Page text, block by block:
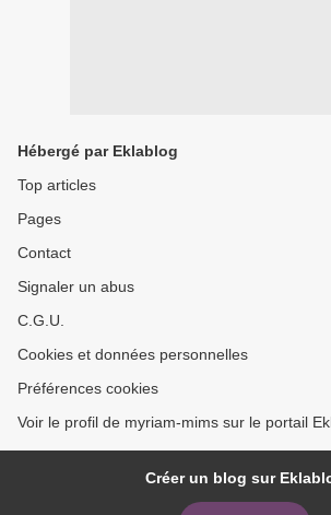
Hébergé par Eklablog
Top articles
Pages
Contact
Signaler un abus
C.G.U.
Cookies et données personnelles
Préférences cookies
Voir le profil de myriam-mims sur le portail
Créer un blog sur